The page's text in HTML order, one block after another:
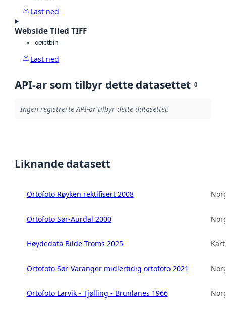
Last ned
Webside Tiled TIFF
octetbin
Last ned
API-ar som tilbyr dette datasettet 0
Ingen registrerte API-ar tilbyr dette datasettet.
Liknande datasett
Ortofoto Røyken rektifisert 2008
Ortofoto Sør-Aurdal 2000
Høydedata Bilde Troms 2025
Ortofoto Sør-Varanger midlertidig ortofoto 2021
Ortofoto Larvik - Tjølling - Brunlanes 1966